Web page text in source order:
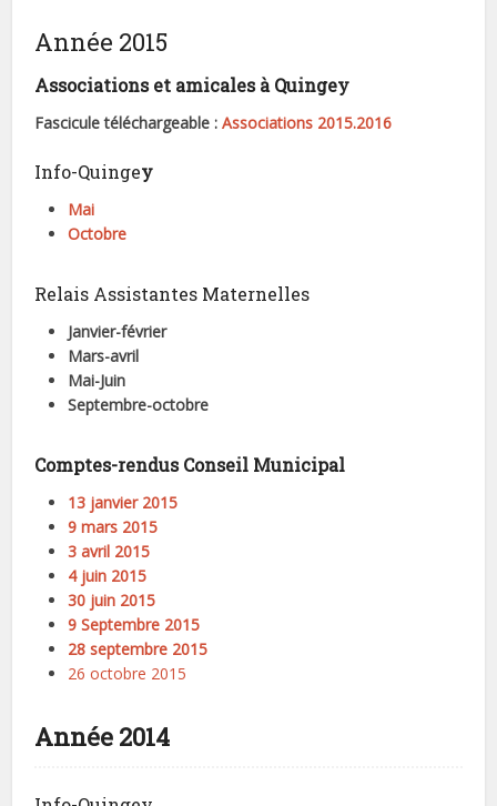
Année 2015
Associations et amicales à Quingey
Fascicule téléchargeable :Associations 2015.2016
Info-Quingey
Mai
Octobre
Relais Assistantes Maternelles
Janvier-février
Mars-avril
Mai-Juin
Septembre-octobre
Comptes-rendus Conseil Municipal
13 janvier 2015
9 mars 2015
3 avril 2015
4 juin 2015
30 juin 2015
9 Septembre 2015
28 septembre 2015
26 octobre 2015
Année 2014